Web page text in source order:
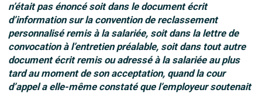
n’était pas énoncé soit dans le document écrit
d’information sur la convention de reclassement
personnalisé remis à la salariée, soit dans la lettre de
convocation à l’entretien préalable, soit dans tout autre
document écrit remis ou adressé à la salariée au plus
tard au moment de son acceptation, quand la cour
d’appel a elle-même constaté que l’employeur soutenait